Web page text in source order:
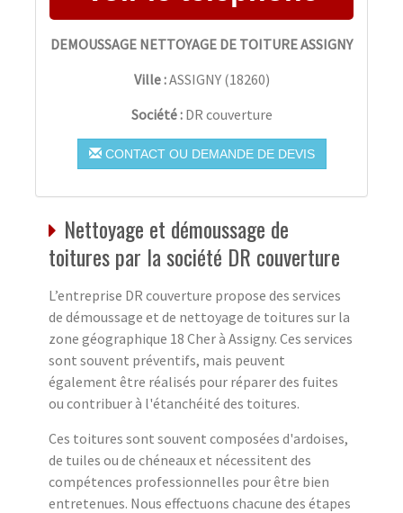
DEMOUSSAGE NETTOYAGE DE TOITURE ASSIGNY
Ville :ASSIGNY(18260)
Société : DR couverture
CONTACT OU DEMANDE DE DEVIS
Nettoyage et démoussage de
toitures par la société DR couverture
L’entreprise DR couverture propose des services
de démoussage et de nettoyage de toitures sur la
zone géographique 18 Cher à Assigny. Ces services
sont souvent préventifs, mais peuvent
également être réalisés pour réparer des fuites
ou contribuer à l'étanchéité des toitures.
Ces toitures sont souvent composées d'ardoises,
de tuiles ou de chéneaux et nécessitent des
compétences professionnelles pour être bien
entretenues. Nous effectuons chacune des étapes